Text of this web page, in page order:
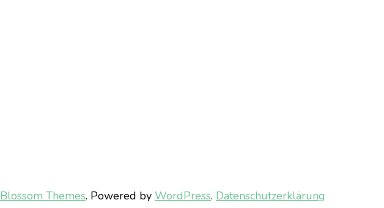
Blossom Themes. Powered by WordPress. Datenschutzerklärung